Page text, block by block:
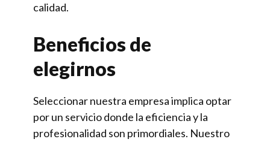
calidad.
Beneficios de
elegirnos
Seleccionar nuestra empresa implica optar
por un servicio donde la eficiencia y la
profesionalidad son primordiales. Nuestro